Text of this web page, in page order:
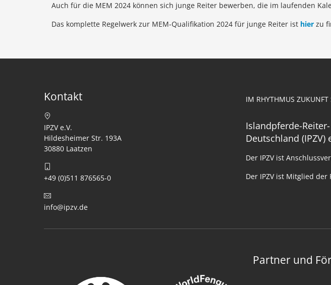
Auch für die MEM 2024 können sich junge Reiter bewerben, die im laufenden
Das komplette Regelwerk zur MEM-Qualifikation 2024 für junge Reiter ist hier zu
Kontakt
IPZV e.V.
Hildesheimer Str. 193A
30880 Laatzen
+49 (0)511 876565-0
info@ipzv.de
IM RHYTHMUS ZUKUNFT
Islandpferde-
Deutschland (IPZV)
Der IPZV ist
Der IPZV ist Mitglied der
Partner und